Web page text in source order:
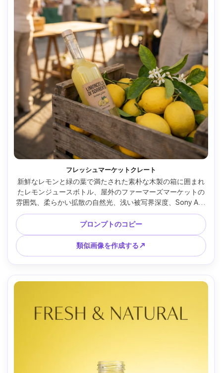
フレッシュマーケットクレート
新鮮なレモンと緑の葉で満たされた素朴な木製の箱に囲まれ
たレモンジュースボトル、屋外のファーマーズマーケットの
雰囲気、柔らかい拡散の自然光、浅い被写界深度、Sony A7R
V、85mm、f/2 で撮影、フォトリアルなライフスタイル製品
広告、温かみのある魅力的なトーン --ar 4:5
プロンプトのコピー
類似画像を作成する↗